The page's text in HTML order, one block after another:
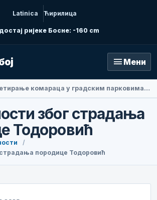
Latinica Ћирилица
ријеке Босне: -160 cm
menu Мени
Амбасадорка Народне Републике Кине у БиХ Ли Фан посјетила Добој
због страдања
Тодоровић
породице Тодоровић